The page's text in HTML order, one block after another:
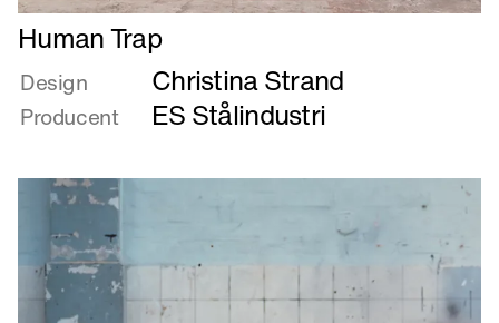
Læs
mere
om
Human
Trap
Human Trap
Design Christina Strand
Producent ES Stålindustri